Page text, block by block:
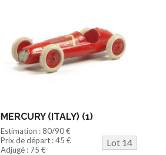
MERCURY (ITALY) (1)
Estimation : 80/90 €
Prix de départ : 45 €
Lot 14
Adjugé : 75 €